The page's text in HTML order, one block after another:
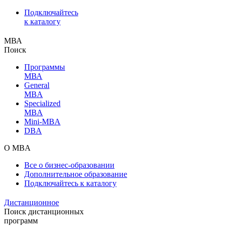
Подключайтесь
к каталогу
МВА
Поиск
Программы
МВА
General
MBA
Specialized
MBA
Mini-MBA
DBA
О MBA
Все о бизнес-образовании
Дополнительное образование
Подключайтесь к каталогу
Дистанционное
Поиск дистанционных
программ